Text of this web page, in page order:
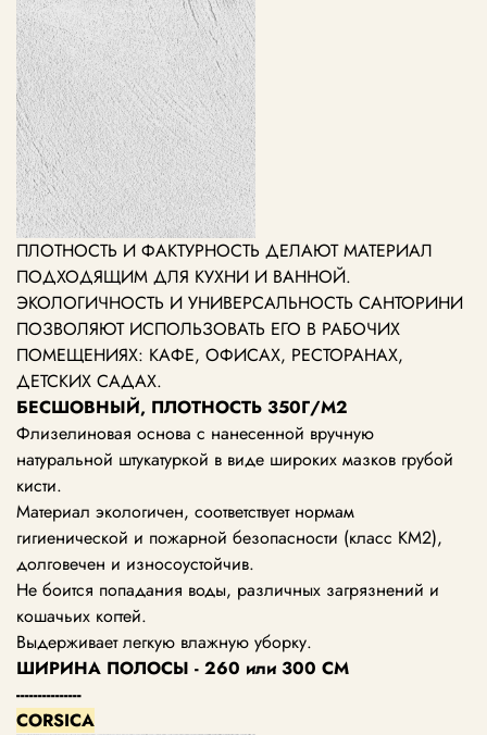
ПЛОТНОСТЬ И ФАКТУРНОСТЬ ДЕЛАЮТ МАТЕРИАЛ
ПОДХОДЯЩИМ ДЛЯ КУХНИ И ВАННОЙ.
ЭКОЛОГИЧНОСТЬ И УНИВЕРСАЛЬНОСТЬ САНТОРИНИ
ПОЗВОЛЯЮТ ИСПОЛЬЗОВАТЬ ЕГО В РАБОЧИХ
ПОМЕЩЕНИЯХ: КАФЕ, ОФИСАХ, РЕСТОРАНАХ,
ДЕТСКИХ САДАХ.
БЕСШОВНЫЙ, ПЛОТНОСТЬ 350Г/М2
Флизелиновая основа с нанесенной вручную
натуральной штукатуркой в виде широких мазков грубой
кисти.
Материал экологичен, соответствует нормам
гигиенической и пожарной безопасности (класс КМ2),
долговечен и износоустойчив.
Не боится попадания воды, различных загрязнений и
кошачьих когтей.
Выдерживает легкую влажную уборку.
ШИРИНА ПОЛОСЫ - 260 или 300 СМ
---------------
CORSICA